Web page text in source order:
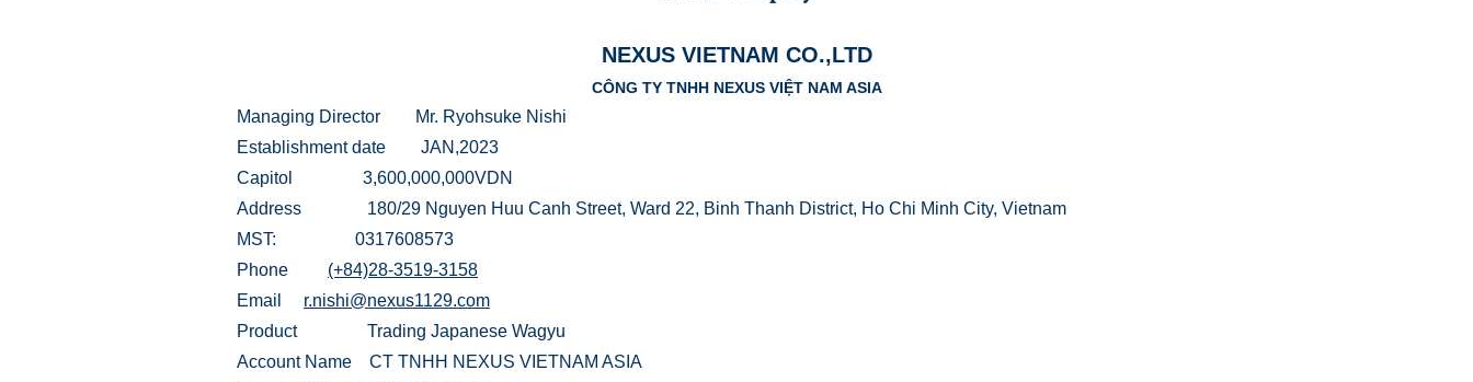
NEXUS VIETNAM CO.,LTD
CÔNG TY TNHH NEXUS VIỆT NAM ASIA
Managing Director Mr. Ryohsuke Nishi
Establishment date JAN,2023
Capitol 3,600,000,000VDN
Address 180/29 Nguyen Huu Canh Street, Ward 22, Binh Thanh District, Ho Chi Minh City, Vietnam
MST: 0317608573
Phone (+84)28-3519-3158
Email
r.nishi@nexus1129.com
Product Trading Japanese Wagyu
Account Name CT TNHH NEXUS VIETNAM ASIA